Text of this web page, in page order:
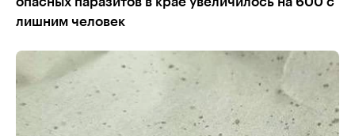
лишним человек